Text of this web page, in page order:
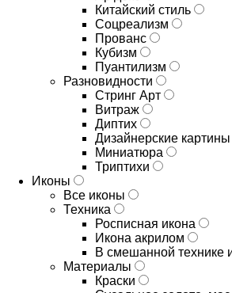
Китайский стиль
Соцреализм
Прованс
Кубизм
Пуантилизм
Разновидности
Стринг Арт
Витраж
Диптих
Дизайнерские картины
Миниатюра
Триптихи
Иконы
Все иконы
Техника
Росписная икона
Икона акрилом
В смешанной технике
Материалы
Краски